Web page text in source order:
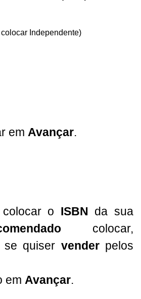
Independente)
em Avançar.
o ISBN da sua
colocar,
se quiser vender pelos
em Avançar.